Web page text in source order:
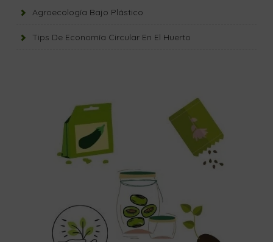
Agroecología Bajo Plástico
Tips De Economía Circular En El Huerto